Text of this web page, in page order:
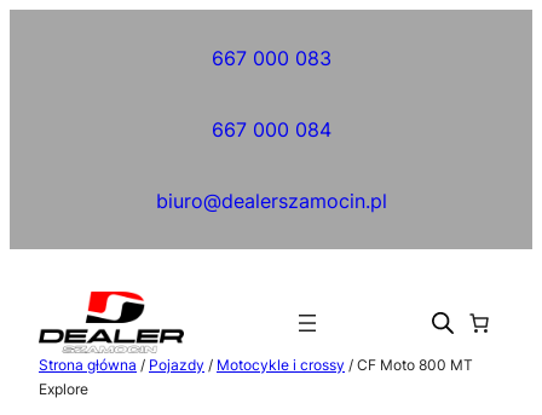
667 000 083
667 000 084
biuro@dealerszamocin.pl
Strona główna / Pojazdy / Motocykle i crossy / CF Moto 800 MT
Explore